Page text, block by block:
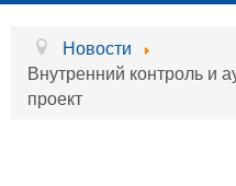
Главная
Об учреждении
Новости
Внутренний контроль и
проект